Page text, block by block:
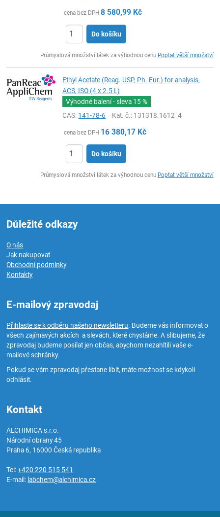
cena bez DPH 8 580,99 Kč
Do košíku
Průmyslová množství látek za výhodnou cenu Poptat větší množství
Ethyl Acetate (Reag. USP, Ph. Eur.) for analysis,
ACS, ISO (4 x 2.5 L)
Výhodné balení - sleva 15 %
CAS: 141-78-6 Kat. č.: 131318.1612_4
cena bez DPH 16 380,17 Kč
Do košíku
Průmyslová množství látek za výhodnou cenu Poptat větší množství
Důležité odkazy
O nás
Jak nakupovat
Obchodní podmínky
Kontakty
E-mailový zpravodaj
Přihlaste se k odběru našeho newsletteru. Budeme vás informovat o
všech zajímavých akcích a slevách, které chystáme. A slibujeme, že
zpravodaj budeme posílat jen občas, abychom nezahltili vaše e-
mailové schránky.
Pokud se vám zpravodaj přestane líbit, máte možnost se kdykoli
odhlásit.
Kontakt
ALCHIMICA s.r.o.
Národní obrany 45
Praha 6, 16000Česká republika
Tel:+420 220 515 541
E-mail: labchem@alchimica.cz